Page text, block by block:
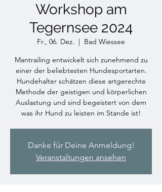
Workshop am
Tegernsee 2024
Fr., 06. Dez.
  |
Bad Wiessee
Mantrailing entwickelt sich zunehmend zu
einer der beliebtesten Hundesportarten.
Hundehalter schätzen diese artgerechte
Methode der geistigen und körperlichen
Auslastung und sind begeistert von dem
was ihr Hund zu leisten im Stande ist!
Danke für Deine Anmeldung!
Veranstaltungen ansehen